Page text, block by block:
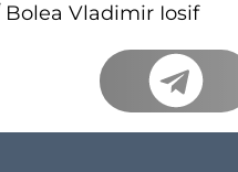
Vladimir Iosif